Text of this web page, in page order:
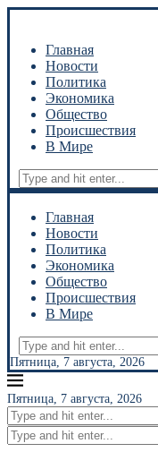
Главная
Новости
Политика
Экономика
Общество
Происшествия
В Мире
Главная
Новости
Политика
Экономика
Общество
Происшествия
В Мире
Пятница, 7 августа, 2026
Пятница, 7 августа, 2026